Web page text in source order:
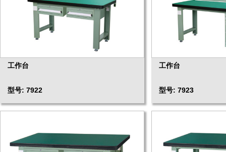
工作台
型号: 7922
工作台
型号: 7923